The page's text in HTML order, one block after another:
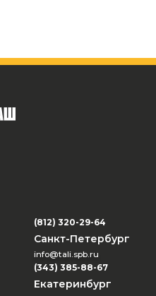
(812) 320-29-64
Санкт-Петербург
info@tali.spb.ru
(343) 385-88-67
Екатеринбург